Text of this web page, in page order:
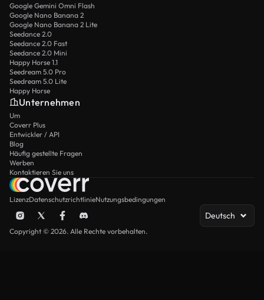
Google Gemini Omni Flash
Google Nano Banana 2
Google Nano Banana 2 Lite
Seedance 2.0
Seedance 2.0 Fast
Seedance 2.0 Mini
Happy Horse 1.1
Seedream 5.0 Pro
Seedream 5.0 Lite
Happy Horse
Unternehmen
Um
Coverr Plus
Entwickler / API
Blog
Häufig gestellte Fragen
Werben
Kontaktieren Sie uns
LizenzDatenschutzrichtlinieNutzungsbedingungen
Deutsch
Copyright © 2026. Alle Rechte vorbehalten.